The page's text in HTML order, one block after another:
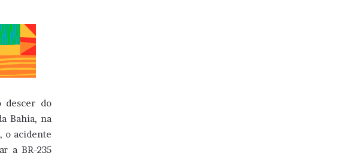
descer do
Bahia, na
o acidente
a BR-235